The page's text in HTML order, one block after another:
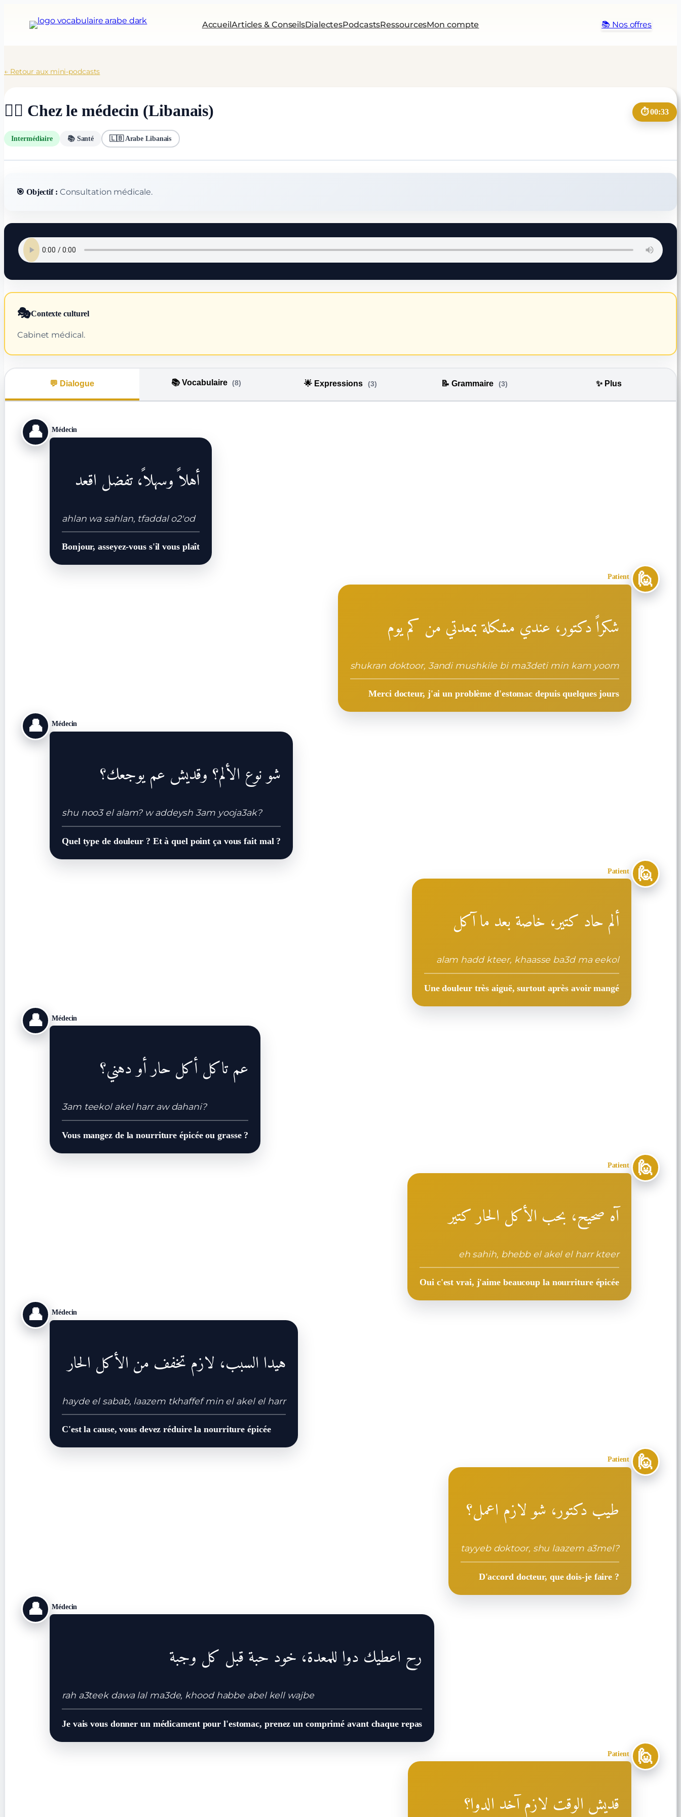
contenu
AccueilArticles & ConseilsDialectesPodcastsRessourcesMon compte 📚 Nos offres
← Retour aux mini-podcasts
👨‍⚕️ Chez le médecin (Libanais) ⏱️ 00:33
Intermédiaire 📚 Santé 🇱🇧 Arabe Libanais
🎯 Objectif : Consultation médicale.
🎭Contexte culturel
Cabinet médical.
💬 Dialogue 📚 Vocabulaire (8) 🌟 Expressions (3) 📝 Grammaire (3) ✨ Plus
👤 Médecin
أهلاً وسهلاً، تفضل اقعد
ahlan wa sahlan, tfaddal o2'od
Bonjour, asseyez-vous s'il vous plaît
🙋
Patient
شكراً دكتور، عندي مشكلة بمعدتي من كم يوم
shukran doktoor, 3andi mushkile bi ma3deti min kam yoom
Merci docteur, j'ai un problème d'estomac depuis quelques jours
👤 Médecin
شو نوع الألم؟ وقديش عم يوجعك؟
shu noo3 el alam? w addeysh 3am yooja3ak?
Quel type de douleur ? Et à quel point ça vous fait mal ?
🙋
Patient
ألم حاد كتير، خاصة بعد ما آكل
alam hadd kteer, khaasse ba3d ma eekol
Une douleur très aiguë, surtout après avoir mangé
👤 Médecin
عم تاكل أكل حار أو دهني؟
3am teekol akel harr aw dahani?
Vous mangez de la nourriture épicée ou grasse ?
🙋
Patient
آه صحيح، بحب الأكل الحار كتير
eh sahih, bhebb el akel el harr kteer
Oui c'est vrai, j'aime beaucoup la nourriture épicée
👤 Médecin
هيدا السبب، لازم تخفف من الأكل الحار
hayde el sabab, laazem tkhaffef min el akel el harr
C'est la cause, vous devez réduire la nourriture épicée
🙋
Patient
طيب دكتور، شو لازم اعمل؟
tayyeb doktoor, shu laazem a3mel?
D'accord docteur, que dois-je faire ?
👤 Médecin
رح اعطيك دوا للمعدة، خود حبة قبل كل وجبة
rah a3teek dawa lal ma3de, khood habbe abel kell wajbe
Je vais vous donner un médicament pour l'estomac, prenez un comprimé avant chaque repas
🙋
Patient
قديش الوقت لازم آخد الدوا؟